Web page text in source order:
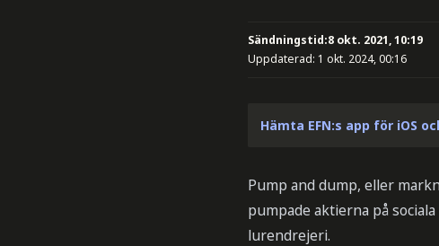
Sändningstid:8 okt. 2021, 10:19
Uppdaterad: 1 okt. 2024, 00:16
Hämta EFN:s app för iOS
Pump and dump, eller
pumpade aktierna på
lurendrejeri.